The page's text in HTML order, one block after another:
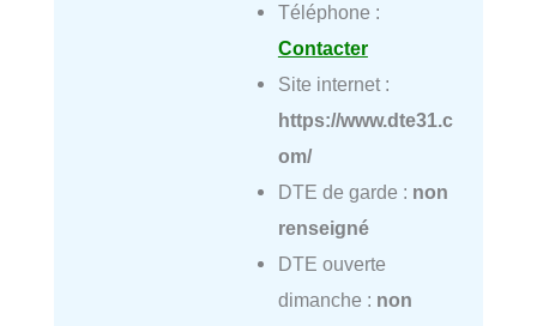
Téléphone :
Contacter
Site internet :
https://www.dte31.c
om/
DTE de garde : non
renseigné
DTE ouverte
dimanche : non